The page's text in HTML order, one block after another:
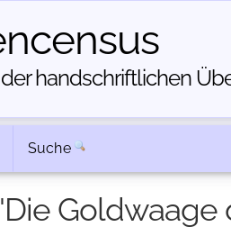
handschriftlichen
Suche
'Die Goldwaage